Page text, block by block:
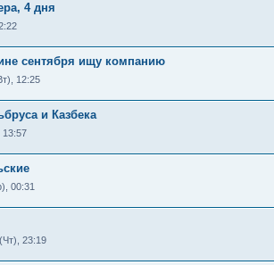
4 дня
сентября ищу компанию
12:25
и Казбека
00:31
23:19